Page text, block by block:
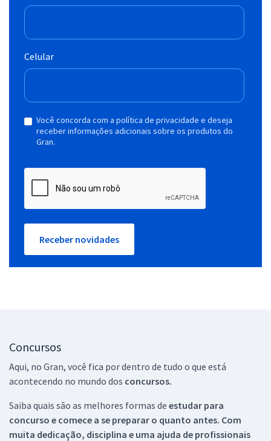
Celular
Você concorda com a política de privacidade e deseja
receber informações adicionais sobre os produtos do
Gran.
Receber novidades
Concursos
Aqui, no Gran, você fica por dentro de tudo o que está
acontecendo no mundo dos concursos.
Saiba quais são as melhores formas de estudar para
concurso e comece a se preparar o quanto antes. Com
muita dedicação, disciplina e uma ajuda de profissionais